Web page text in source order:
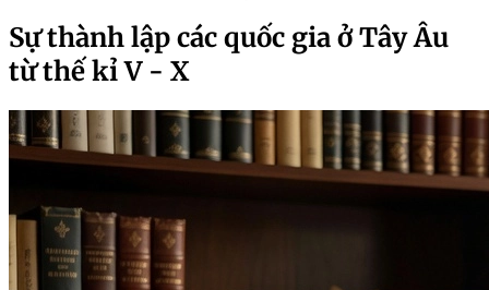
Sự thành lập các quốc gia ở Tây Âu
từ thế kỉ V - X